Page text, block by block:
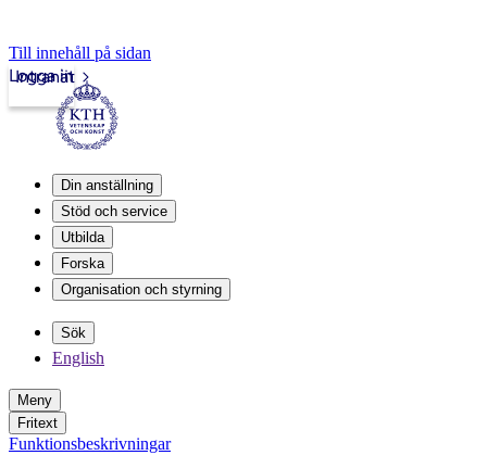
Till innehåll på sidan
Intranät
Logga in
Din anställning
Stöd och service
Utbilda
Forska
Organisation och styrning
Sök
English
Meny
Fritext
Funktionsbeskrivningar